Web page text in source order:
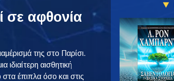
σε αφθονία
της στο Παρίσι.
ιδιαίτερη αισθητική
έπιπλα όσο και στις